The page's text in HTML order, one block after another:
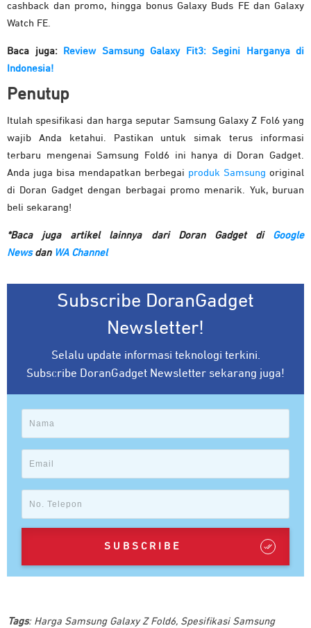
cashback dan promo, hingga bonus Galaxy Buds FE dan Galaxy
Watch FE.
Baca juga:
Review Samsung Galaxy Fit3: Segini Harganya di
Indonesia!
Penutup
Itulah spesifikasi dan harga seputar Samsung Galaxy Z Fol6 yang
wajib Anda ketahui. Pastikan untuk simak terus informasi
terbaru mengenai Samsung Fold6 ini hanya di Doran Gadget.
Anda juga bisa mendapatkan berbegai produk Samsung original
di Doran Gadget dengan berbagai promo menarik. Yuk, buruan
beli sekarang!
*Baca juga artikel lainnya dari Doran Gadget di Google
Newsdan WA Channel
Subscribe DoranGadget
Newsletter!
Selalu update informasi teknologi terkini.
Subscribe DoranGadget Newsletter sekarang juga!
SUBSCRIBE
Tags: Harga Samsung Galaxy Z Fold6, Spesifikasi Samsung